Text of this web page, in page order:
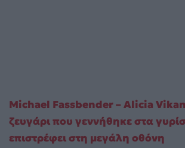
Michael Fassbender – Alicia
ζευγάρι που γεννήθηκε στα
επιστρέφει στη μεγάλη οθόνη